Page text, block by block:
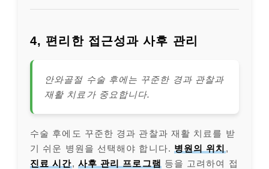
4, 편리한 접근성과 사후 관리
안와골절 수술 후에는 꾸준한 경과 관찰과
재활 치료가 중요합니다.
수술 후에도 꾸준한 경과 관찰과 재활 치료를 받
기 쉬운 병원을 선택해야 합니다. 병원의 위치 ,
진료 시간, 사후 관리 프로그램 등을 고려하여 접